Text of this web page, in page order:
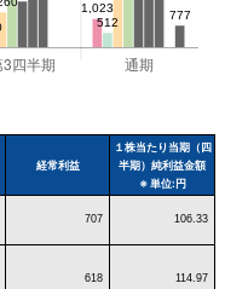
経常利益
１株当たり当期（四
半期）純利益金額
※ 単位:円
707 106.33
618 114.97